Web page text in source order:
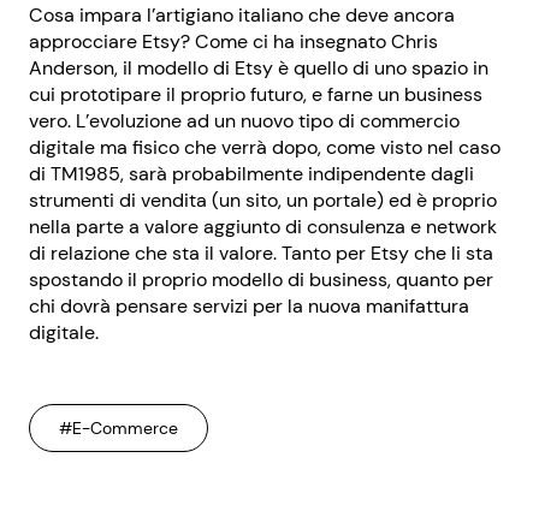
Cosa impara l’artigiano italiano che deve ancora
approcciare Etsy? Come ci ha insegnato Chris
Anderson, il modello di Etsy è quello di uno spazio in
cui prototipare il proprio futuro, e farne un business
vero. L’evoluzione ad un nuovo tipo di commercio
digitale ma fisico che verrà dopo, come visto nel caso
di TM1985, sarà probabilmente indipendente dagli
strumenti di vendita (un sito, un portale) ed è proprio
nella parte a valore aggiunto di consulenza e network
di relazione che sta il valore. Tanto per Etsy che li sta
spostando il proprio modello di business, quanto per
chi dovrà pensare servizi per la nuova manifattura
digitale.
#E-Commerce